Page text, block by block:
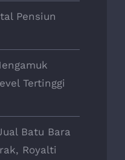
Pensiun
Tertinggi
Batu Bara
Royalti